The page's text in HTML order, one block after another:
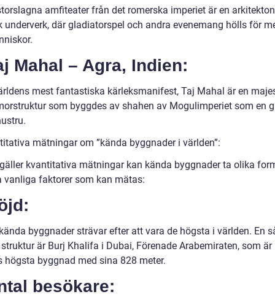
amfiteater från det romerska imperiet är en
underverk, där gladiatorspel och andra evenemang hölls för
Mahal – Agra, Indien:
mest fantastiska kärleksmanifest, Taj Mahal är en
som byggdes av shahen av Mogulimperiet som en
mätningar om ”kända byggnader i världen”:
kvantitativa mätningar kan kända byggnader ta olika
vanliga faktorer som kan mätas:
byggnader strävar efter att vara de högsta i världen. En
är Burj Khalifa i Dubai, Förenade Arabemiraten, som är
högsta byggnad med sina 828 meter.
besökare: